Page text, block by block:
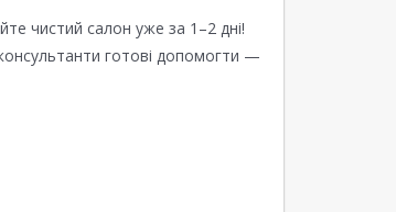
чистий салон уже за 1–2 дні!
готові допомогти —